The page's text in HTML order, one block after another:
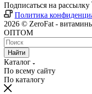
Подписаться на рассылку
Политика
2026 © ZeroFat -
ОПТОМ
Найти
Каталог
По всему сайту
По каталогу